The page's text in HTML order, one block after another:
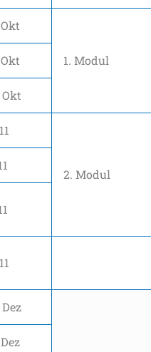
1. Modul
Okt
2. Modul